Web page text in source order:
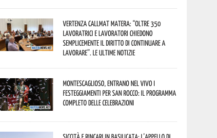
Vertenza CallMat Matera: “Oltre 350
lavoratrici e lavoratori chiedono
semplicemente il diritto di continuare a
lavorare”. Le ultime notizie
Montescaglioso, entrano nel vivo i
festeggiamenti per San Rocco: il programma
completo delle celebrazioni